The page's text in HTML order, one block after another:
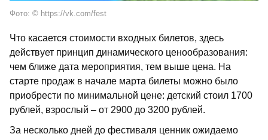
Фото: © https://vk.com/fest
Что касается стоимости входных билетов, здесь
действует принцип динамического ценообразования:
чем ближе дата мероприятия, тем выше цена. На
старте продаж в начале марта билеты можно было
приобрести по минимальной цене: детский стоил 1700
рублей, взрослый – от 2900 до 3200 рублей.
За несколько дней до фестиваля ценник ожидаемо